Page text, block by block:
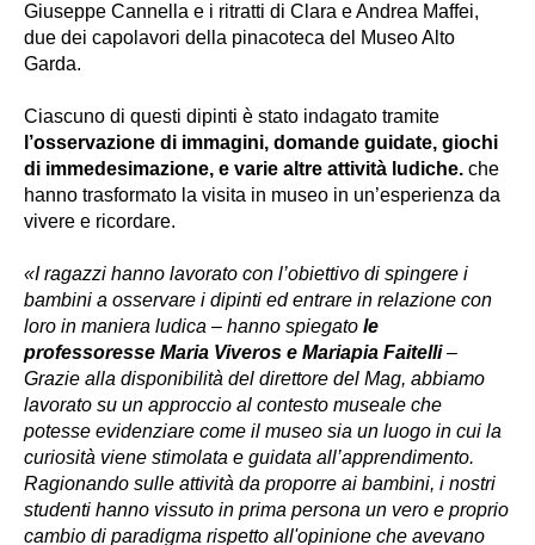
Giuseppe Cannella e i ritratti di Clara e Andrea Maffei,
due dei capolavori della pinacoteca del Museo Alto
Garda.
Ciascuno di questi dipinti è stato indagato tramite
l’osservazione di immagini, domande guidate, giochi
di immedesimazione, e varie altre attività ludiche. che
hanno trasformato la visita in museo in un’esperienza da
vivere e ricordare.
«I ragazzi hanno lavorato con l’obiettivo di spingere i
bambini a osservare i dipinti ed entrare in relazione con
loro in maniera ludica – hanno spiegato le
professoresse Maria Viveros e Mariapia Faitelli–
Grazie alla disponibilità del direttore del Mag, abbiamo
lavorato su un approccio al contesto museale che
potesse evidenziare come il museo sia un luogo in cui la
curiosità viene stimolata e guidata all’apprendimento.
Ragionando sulle attività da proporre ai bambini, i nostri
studenti hanno vissuto in prima persona un vero e proprio
cambio di paradigma rispetto all'opinione che avevano